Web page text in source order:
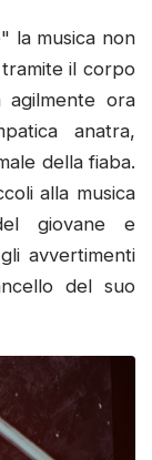
la musica non
il corpo
agilmente ora
anatra,
della fiaba.
alla musica
giovane e
avvertimenti
del suo